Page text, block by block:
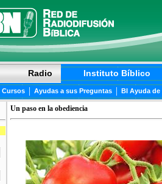
Radio Instituto Bíblico
Cursos | Ayudas a sus Preguntas | BI Ayuda
Un paso en la obediencia